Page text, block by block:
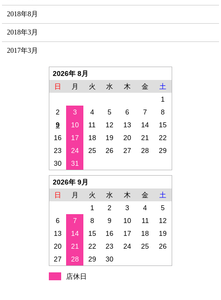
2018年8月
2018年3月
2017年3月
2026年 8月
日
月 火 水 木 金
土
1
2
3 4 5 6 7
8
9
10 11 12 13 14
15
16
17 18 19 20 21
22
23
24 25 26 27 28
29
30
31
2026年 9月
日
月 火 水 木 金
土
1
2 3 4
5
6
7 8 9 10 11
12
13
14 15 16 17 18
19
20
21 22 23 24 25
26
27
28 29 30
店休日